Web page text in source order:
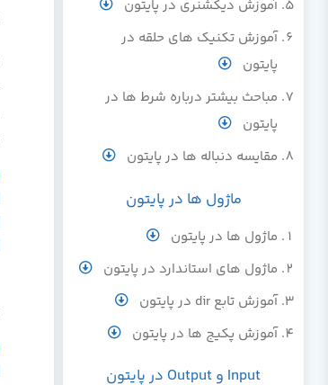
آموزش دیکشنری در پایتون
آموزش تکنیک های حلقه در
پایتون
مباحث بیشتر درباره شرط ها در
پایتون
مقایسه دنباله ها در پایتون
ماژول ها در پایتون
ماژول ها در پایتون
ماژول های استاندارد در پایتون
آموزش تابع dir در پایتون
آموزش پکیج ها در پایتون
Input و Output در پایتون